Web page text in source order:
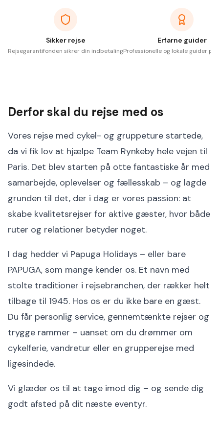
Sikker rejse
Rejsegarantifonden sikrer din indbetaling
Erfarne guider
Professionelle og lokale guider på
Derfor skal du rejse med os
Vores rejse med cykel- og gruppeture startede,
da vi fik lov at hjælpe Team Rynkeby hele vejen til
Paris. Det blev starten på otte fantastiske år med
samarbejde, oplevelser og fællesskab – og lagde
grunden til det, der i dag er vores passion: at
skabe kvalitetsrejser for aktive gæster, hvor både
ruter og relationer betyder noget.
I dag hedder vi Papuga Holidays – eller bare
PAPUGA, som mange kender os. Et navn med
stolte traditioner i rejsebranchen, der rækker helt
tilbage til 1945. Hos os er du ikke bare en gæst.
Du får personlig service, gennemtænkte rejser og
trygge rammer – uanset om du drømmer om
cykelferie, vandretur eller en grupperejse med
ligesindede.
Vi glæder os til at tage imod dig – og sende dig
godt afsted på dit næste eventyr.